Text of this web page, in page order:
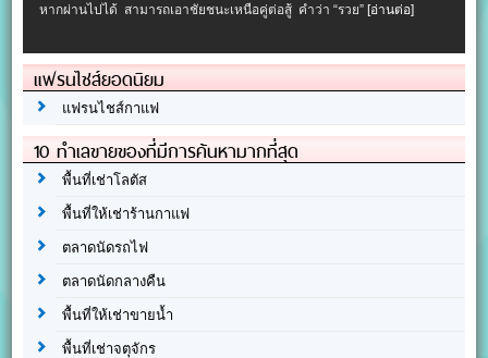
หากผ่านไปได้ สามารถเอาชัยชนะเหนือคู่ต่อสู้ คำว่า “รวย”[อ่านต่อ]
แฟรนไชส์ยอดนิยม
แฟรนไชส์กาแฟ
10 ทำเลขายของที่มีการค้นหามากที่สุด
พื้นที่เช่าโลตัส
พื้นที่ให้เช่าร้านกาแฟ
ตลาดนัดรถไฟ
ตลาดนัดกลางคืน
พื้นที่ให้เช่าขายน้ำ
พื้นที่เช่าจตุจักร